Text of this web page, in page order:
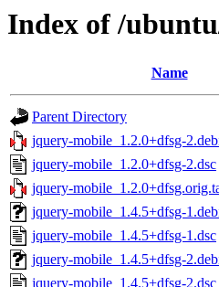
Index of /
Name
Parent Directory
jquery-mobile_1.2.0+dfsg-
jquery-mobile_1.2.0+dfsg-2.dsc
jquery-
jquery-mobile_1.4.5+dfsg-
jquery-mobile_1.4.5+dfsg-1.dsc
jquery-mobile_1.4.5+dfsg-
jquery-mobile_1.4.5+dfsg-2.dsc